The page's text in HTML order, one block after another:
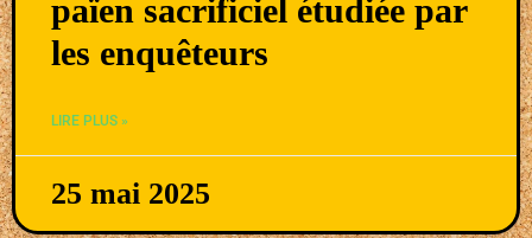
païen sacrificiel étudiée par
les enquêteurs
LIRE PLUS »
25 mai 2025